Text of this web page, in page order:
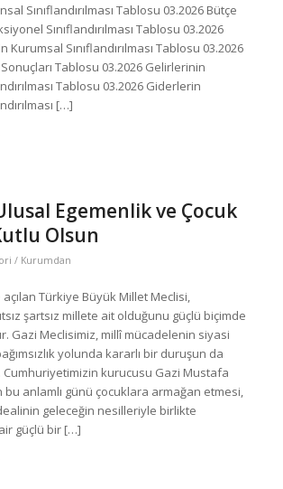
Sınıflandırılması Tablosu 03.2026 Bütçe
Sınıflandırılması Tablosu 03.2026
Kurumsal Sınıflandırılması Tablosu 03.2026
Tablosu 03.2026 Gelirlerinin
Tablosu 03.2026 Giderlerin
[…]
Egemenlik ve Çocuk
Olsun
/ Kurumdan
açılan Türkiye Büyük Millet Meclisi,
şartsız millete ait olduğunu güçlü biçimde
Gazi Meclisimiz, millî mücadelenin siyasi
yolunda kararlı bir duruşun da
kurucusu Gazi Mustafa
bu anlamlı günü çocuklara armağan etmesi,
geleceğin nesilleriyle birlikte
güçlü bir […]